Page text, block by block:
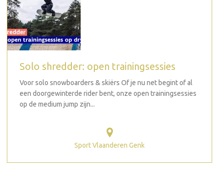
Solo shredder: open trainingsessies
Voor solo snowboarders & skiërs Of je nu net begint of al
een doorgewinterde rider bent, onze open trainingsessies
op de medium jump zijn...
Sport Vlaanderen Genk